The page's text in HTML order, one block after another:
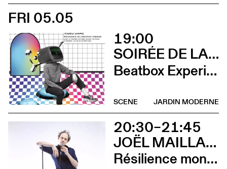
FRI 05.05
19:00
SOIRÉE DE LANCEMENT DU CCS ON TOUR À RENNES
Beatbox Experimental Video Game + Andrina Bollinger
JARDIN MODERNE
SCENE
20:30–21:45
JOËL MAILLARD
Résilience mon cul